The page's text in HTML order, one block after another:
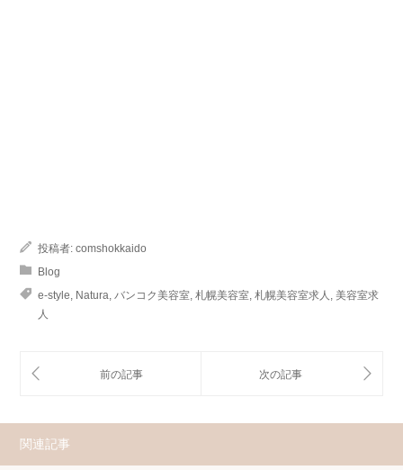
投稿者: comshokkaido
Blog
e-style, Natura, バンコク美容室, 札幌美容室, 札幌美容室求人 , 美容室求
人
関連記事